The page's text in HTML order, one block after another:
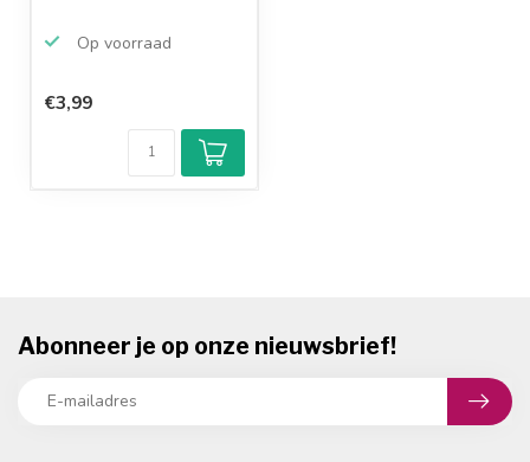
Op voorraad
€3,99
Abonneer je op onze nieuwsbrief!